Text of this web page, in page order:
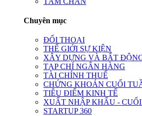
Chuyên mục
ĐỐI THOẠI
THẾ GIỚI SỰ KIỆN
XÂY DỰNG VÀ BẤT
TẠP CHÍ NGÂN HÀNG
TÀI CHÍNH THUẾ
CHỨNG KHOÁN CUỐI
TIÊU ĐIỂM KINH TẾ
XUẤT NHẬP KHẨU -
STARTUP 360